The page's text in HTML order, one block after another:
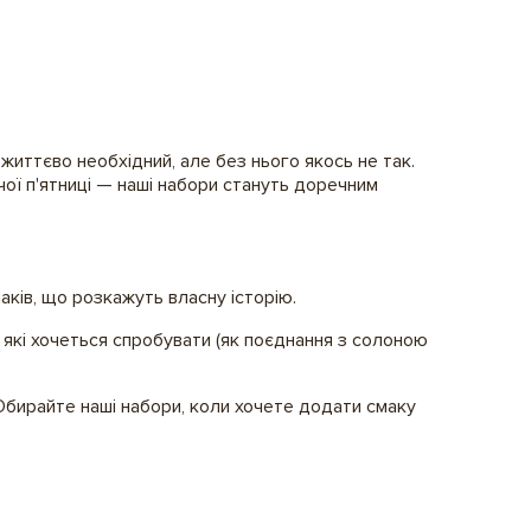
необхідний, але без нього якось не так.
п'ятниці — наші набори стануть доречним
що розкажуть власну історію.
хочеться спробувати (як поєднання з солоною
наші набори, коли хочете додати смаку